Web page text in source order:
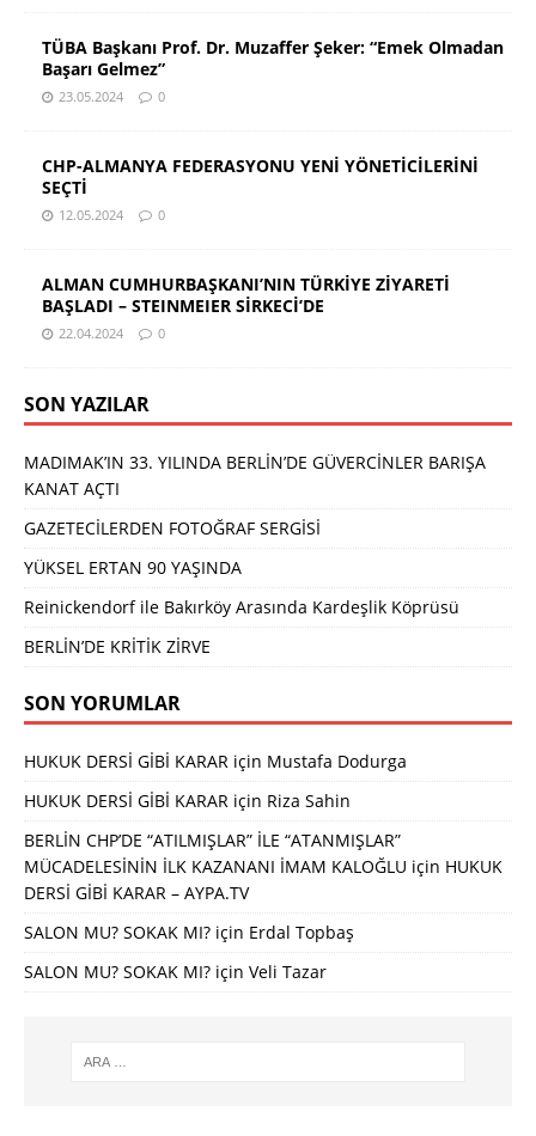
TÜBA Başkanı Prof. Dr. Muzaffer Şeker: “Emek Olmadan
Başarı Gelmez”
23.05.2024 0
CHP-ALMANYA FEDERASYONU YENİ YÖNETİCİLERİNİ
SEÇTİ
12.05.2024 0
ALMAN CUMHURBAŞKANI’NIN TÜRKİYE ZİYARETİ
BAŞLADI – STEINMEIER SİRKECİ’DE
22.04.2024 0
SON YAZILAR
MADIMAK’IN 33. YILINDA BERLİN’DE GÜVERCİNLER BARIŞA
KANAT AÇTI
GAZETECİLERDEN FOTOĞRAF SERGİSİ
YÜKSEL ERTAN 90 YAŞINDA
Reinickendorf ile Bakırköy Arasında Kardeşlik Köprüsü
BERLİN’DE KRİTİK ZİRVE
SON YORUMLAR
HUKUK DERSİ GİBİ KARAR için Mustafa Dodurga
HUKUK DERSİ GİBİ KARAR için Riza Sahin
BERLİN CHP’DE “ATILMIŞLAR” İLE “ATANMIŞLAR”
MÜCADELESİNİN İLK KAZANANI İMAM KALOĞLU için HUKUK
DERSİ GİBİ KARAR – AYPA.TV
SALON MU? SOKAK MI? için Erdal Topbaş
SALON MU? SOKAK MI? için Veli Tazar